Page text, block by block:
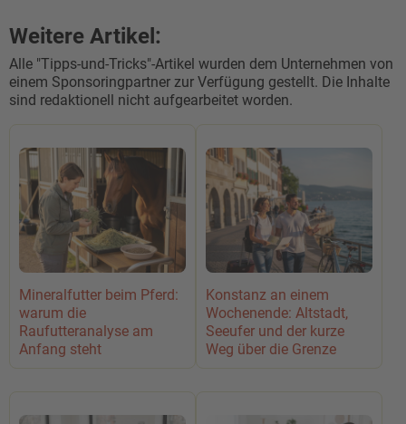
Weitere Artikel:
Alle "Tipps-und-Tricks"-Artikel wurden dem Unternehmen von
einem Sponsoringpartner zur Verfügung gestellt. Die Inhalte
sind redaktionell nicht aufgearbeitet worden.
Mineralfutter beim Pferd:
warum die
Raufutteranalyse am
Anfang steht
Konstanz an einem
Wochenende: Altstadt,
Seeufer und der kurze
Weg über die Grenze